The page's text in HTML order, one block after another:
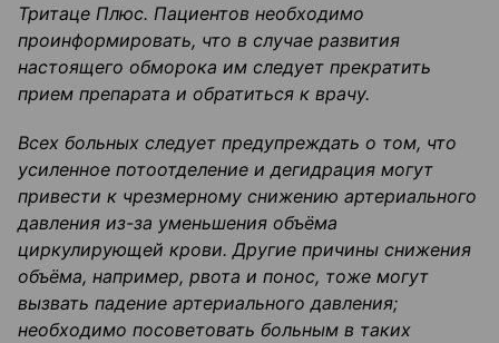
Тритаце Плюс. Пациентов необходимо
проинформировать, что в случае развития
настоящего обморока им следует прекратить
прием препарата и обратиться к врачу.
Всех больных следует предупреждать о том, что
усиленное потоотделение идегидрация могут
привести к чрезмерному снижению артериального
давления из-за уменьшения объёма
циркулирующей крови. Другие причины снижения
объёма, например, рвота и понос, тоже могут
вызвать падение артериального давления;
необходимо посоветовать больным в таких